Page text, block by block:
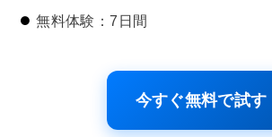
無料体験：7日間
今すぐ無料で試す